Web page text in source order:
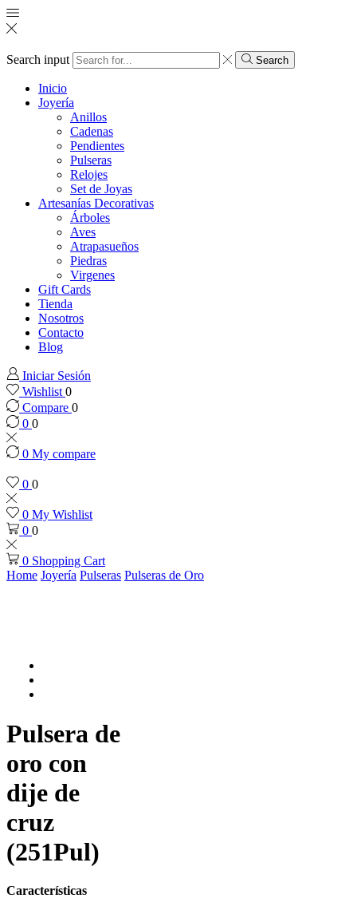
Search input Search
Inicio
Joyería
Anillos
Cadenas
Pendientes
Pulseras
Relojes
Set de Joyas
Artesanías Decorativas
Árboles
Aves
Atrapasueños
Piedras
Virgenes
Gift Cards
Tienda
Nosotros
Contacto
Blog
Iniciar Sesión
Wishlist 0
Compare 0
0 0
0 My compare
0 0
0 My Wishlist
0 0
0 Shopping Cart
Home Joyería Pulseras Pulseras de Oro
Pulsera de
oro con
dije de
cruz
(251Pul)
Características